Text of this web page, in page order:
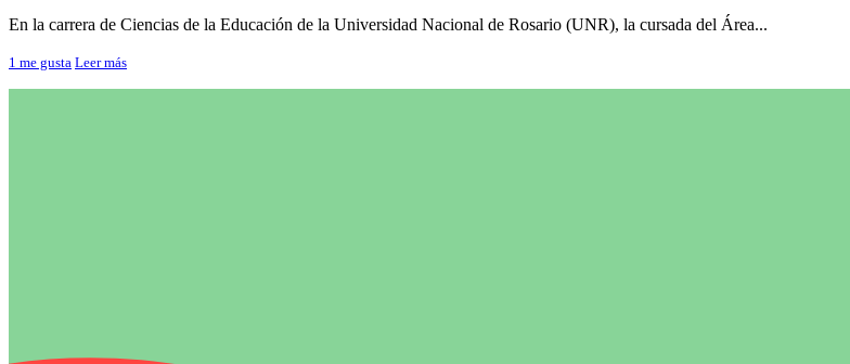
En la carrera de Ciencias de la Educación de la Universidad Nacional de Rosario (UNR), la cursada del Área...
1 me gusta Leer más